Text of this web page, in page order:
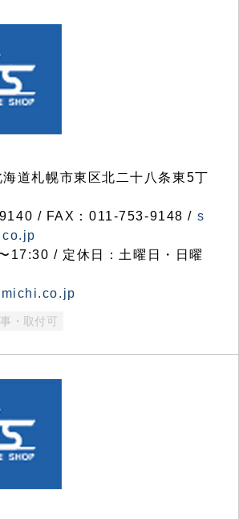
道札幌市東区北二十八条東5丁
/ FAX：011-753-9148 / s
17:30 / 定休日：土曜日・日曜
・取付可